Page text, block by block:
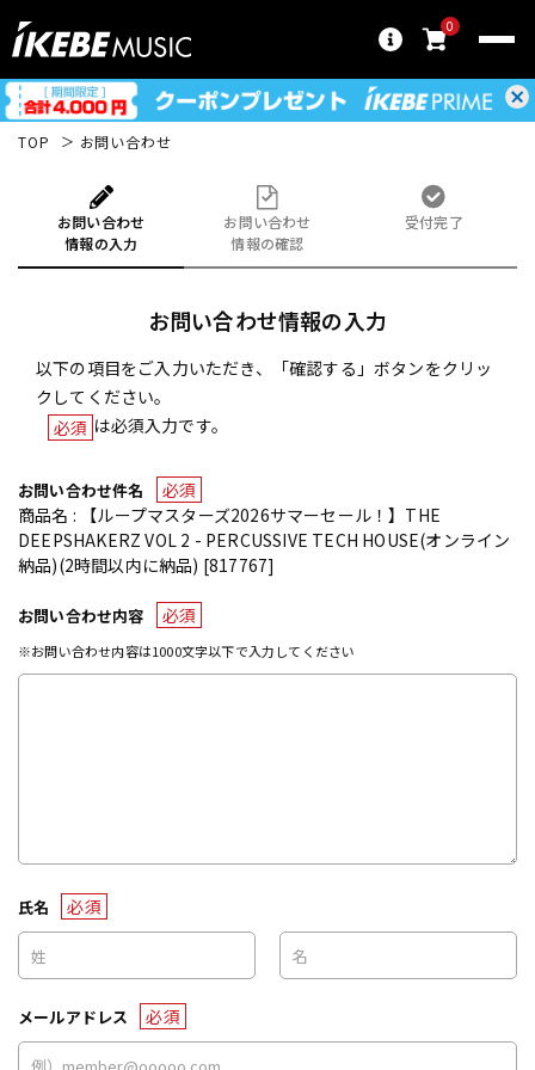
0
TOP お問い合わせ
お問い合わせ
情報の入力
お問い合わせ
情報の確認
受付完了
お問い合わせ情報の入力
以下の項目をご入力いただき、「確認する」ボタンをクリッ
クしてください。
必須 は必須入力です。
お問い合わせ件名
必須
商品名 : 【ループマスターズ2026サマーセール！】THE
DEEPSHAKERZ VOL 2 - PERCUSSIVE TECH HOUSE(オンライン
納品)(2時間以内に納品) [817767]
お問い合わせ内容 必須
※お問い合わせ内容は1000文字以下で入力してください
氏名 必須
メールアドレス 必須